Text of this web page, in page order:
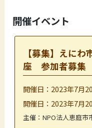
開催イベント
【募集】えに
座 参加者募集
開催日：2023年7月
開催日：2023年7月
主催：NPO法人恵庭市